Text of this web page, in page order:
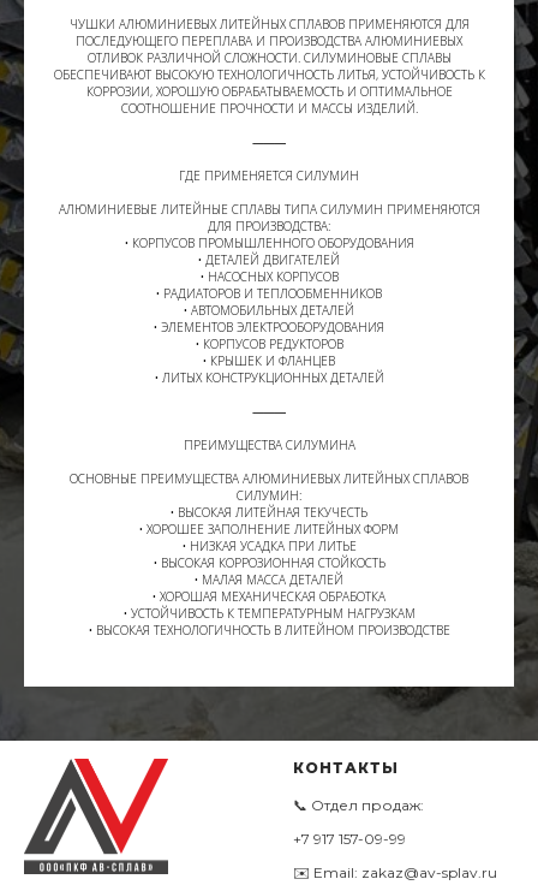
ЧУШКИ АЛЮМИНИЕВЫХ ЛИТЕЙНЫХ СПЛАВОВ ПРИМЕНЯЮТСЯ ДЛЯ
ПОСЛЕДУЮЩЕГО ПЕРЕПЛАВА И ПРОИЗВОДСТВА АЛЮМИНИЕВЫХ
ОТЛИВОК РАЗЛИЧНОЙ СЛОЖНОСТИ. СИЛУМИНОВЫЕ СПЛАВЫ
ОБЕСПЕЧИВАЮТ ВЫСОКУЮ ТЕХНОЛОГИЧНОСТЬ ЛИТЬЯ, УСТОЙЧИВОСТЬ К
КОРРОЗИИ, ХОРОШУЮ ОБРАБАТЫВАЕМОСТЬ И ОПТИМАЛЬНОЕ
СООТНОШЕНИЕ ПРОЧНОСТИ И МАССЫ ИЗДЕЛИЙ.
⸻
ГДЕ ПРИМЕНЯЕТСЯ СИЛУМИН
АЛЮМИНИЕВЫЕ ЛИТЕЙНЫЕ СПЛАВЫ ТИПА СИЛУМИН ПРИМЕНЯЮТСЯ
ДЛЯ ПРОИЗВОДСТВА:
• КОРПУСОВ ПРОМЫШЛЕННОГО ОБОРУДОВАНИЯ
• ДЕТАЛЕЙ ДВИГАТЕЛЕЙ
• НАСОСНЫХ КОРПУСОВ
• РАДИАТОРОВ И ТЕПЛООБМЕННИКОВ
• АВТОМОБИЛЬНЫХ ДЕТАЛЕЙ
• ЭЛЕМЕНТОВ ЭЛЕКТРООБОРУДОВАНИЯ
• КОРПУСОВ РЕДУКТОРОВ
• КРЫШЕК И ФЛАНЦЕВ
• ЛИТЫХ КОНСТРУКЦИОННЫХ ДЕТАЛЕЙ
⸻
ПРЕИМУЩЕСТВА СИЛУМИНА
ОСНОВНЫЕ ПРЕИМУЩЕСТВА АЛЮМИНИЕВЫХ ЛИТЕЙНЫХ СПЛАВОВ
СИЛУМИН:
• ВЫСОКАЯ ЛИТЕЙНАЯ ТЕКУЧЕСТЬ
• ХОРОШЕЕ ЗАПОЛНЕНИЕ ЛИТЕЙНЫХ ФОРМ
• НИЗКАЯ УСАДКА ПРИ ЛИТЬЕ
• ВЫСОКАЯ КОРРОЗИОННАЯ СТОЙКОСТЬ
• МАЛАЯ МАССА ДЕТАЛЕЙ
• ХОРОШАЯ МЕХАНИЧЕСКАЯ ОБРАБОТКА
• УСТОЙЧИВОСТЬ К ТЕМПЕРАТУРНЫМ НАГРУЗКАМ
• ВЫСОКАЯ ТЕХНОЛОГИЧНОСТЬ В ЛИТЕЙНОМ ПРОИЗВОДСТВЕ
КОНТАКТЫ
📞 Отдел продаж:
+7 917 157-09-99
✉️ Email: zakaz@av-splav.ru